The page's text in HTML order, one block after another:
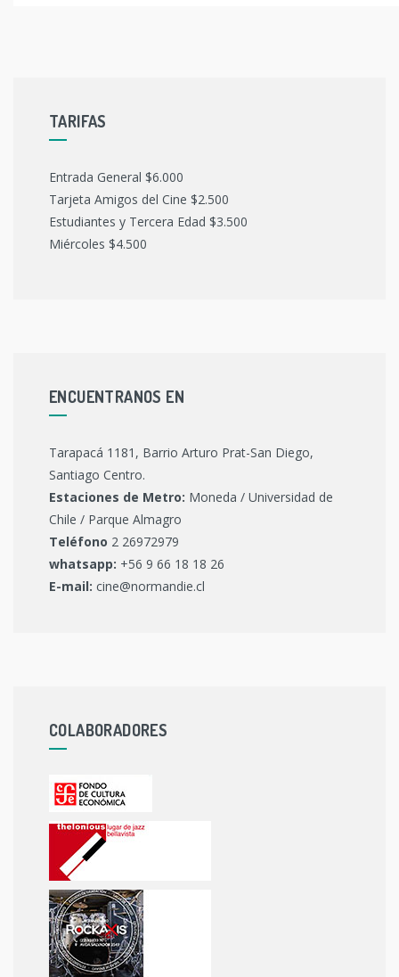
TARIFAS
Entrada General $6.000
Tarjeta Amigos del Cine $2.500
Estudiantes y Tercera Edad $3.500
Miércoles $4.500
ENCUENTRANOS EN
Tarapacá 1181, Barrio Arturo Prat-San Diego,
Santiago Centro.
Estaciones de Metro: Moneda / Universidad de
Chile / Parque Almagro
Teléfono 2 26972979
whatsapp: +56 9 66 18 18 26
E-mail: cine@normandie.cl
COLABORADORES